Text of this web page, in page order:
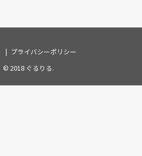
プライバシーポリシー
© 2018 ぐるりる.